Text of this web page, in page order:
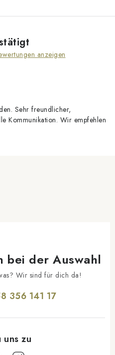
anzeigen
Sehr freundlicher,
Kommunikation. Wir empfehlen
bei der Auswahl
Wir sind für dich da!
356 141 17